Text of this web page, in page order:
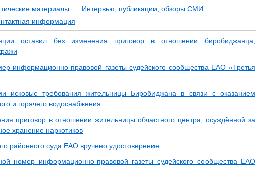
материалы
Интервью, публикации, обзоры СМИ
информация
оставил без изменения приговор в отношении биробиджанца,
информационно-правовой газеты судейского сообщества ЕАО «Третья
исковые требования жительницы Биробиджана в связи с оказанием
и горячего водоснабжения
приговор в отношении жительницы областного центра, осуждённой за
хранение наркотиков
районного суда ЕАО вручено удостоверение
номер информационно-правовой газеты судейского сообщества ЕАО